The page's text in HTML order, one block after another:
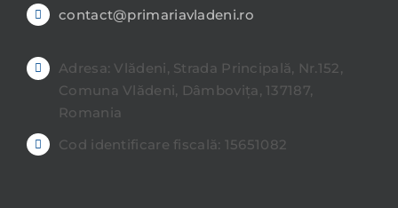
contact@primariavladeni.ro
Adresa: Vlădeni, Strada Principală, Nr.152,
Comuna Vlădeni, Dâmbovița, 137187,
Romania
Cod identificare fiscală: 15651082